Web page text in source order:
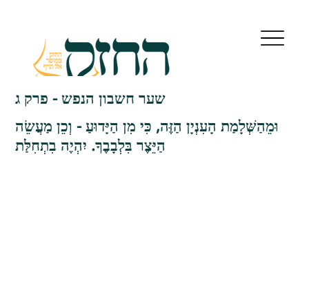
שער חשבון הנפש - פרק ג
וּמֵהַשְּׁלָמַת הָעִנְיָן הַזֶּה, כִּי מִן הַיָּדוּעַ - וְכֵן מַעֲשֵׂה
הַיֵּצֶר בִּלְבָבֶךָ. יִהְיֶה בִתְחִלַּת